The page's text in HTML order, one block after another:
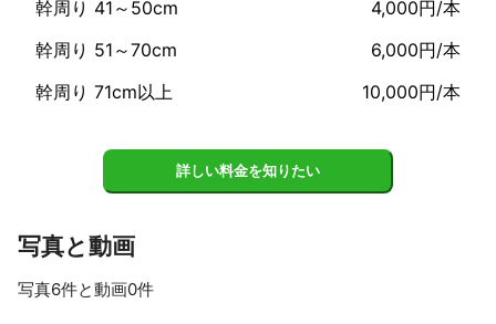
幹周り 41～50cm
4,000円/本
幹周り 51～70cm
6,000円/本
幹周り 71cm以上
10,000円/本
詳しい料金を知りたい
写真と動画
写真6件と動画0件